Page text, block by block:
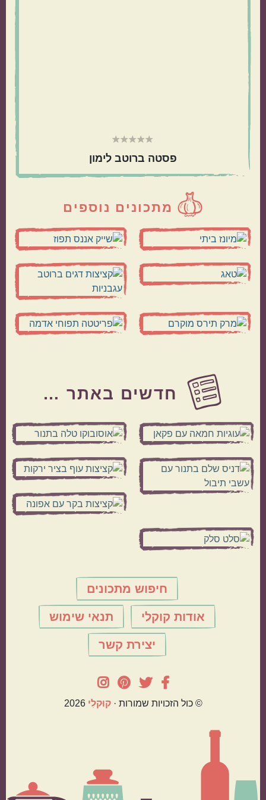
פסטה ברוטב לימון
מתכונים נוספים
Before
Footer
חדשים באתר …
חיפוש מתכונים
אודות קוקלי תנאי שימוש
יצירת קשר
© כול הזכויות שמורות ·קוּקלִי 2026